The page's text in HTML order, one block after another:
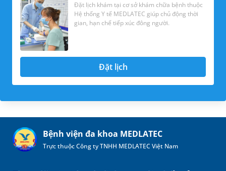
Đặt lịch khám tại cơ sở khám chữa bệnh thuộc
Hệ thống Y tế MEDLATEC giúp chủ động thời
gian, hạn chế tiếp xúc đông người.
Đặt lịch
Bệnh viện đa khoa MEDLATEC
Trực thuộc Công ty TNHH MEDLATEC Việt Nam